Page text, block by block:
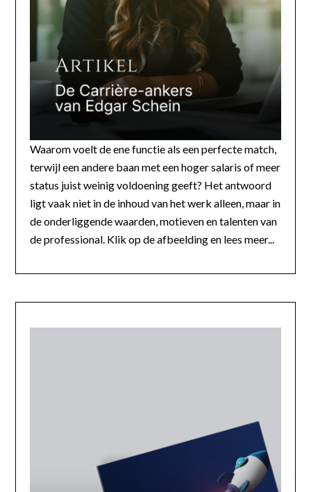
Waarom voelt de ene functie als een perfecte match,
terwijl een andere baan met een hoger salaris of meer
status juist weinig voldoening geeft? Het antwoord
ligt vaak niet in de inhoud van het werk alleen, maar in
de onderliggende waarden, motieven en talenten van
de professional. Klik op de afbeelding en lees meer...